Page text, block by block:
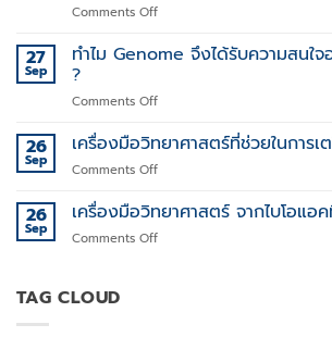
ของ
ด้วย
Microarray
Comments Offon
อุปกรณ์
วิทยาศาสตร์
สูง
27
Sep
ทำไม Genome จึงได้รับความสนใ
?
Comments Offon
Genome
ได้
ความ
สนใจ
26
Sep
เครื่องมือวิทยาศาสตร์ที่ช่วยในการ
Comments Offon
มือ
ที่
26
Sep
เครื่องมือวิทยาศาสตร์ จากไบโอแอ
Comments Offon
TAG CLOUD